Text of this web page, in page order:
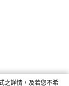
之詳情，及若您不希